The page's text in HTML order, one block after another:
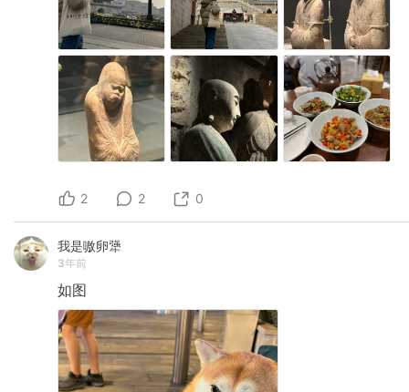
2 2 0
我是嗷卵犟
3年前
如图